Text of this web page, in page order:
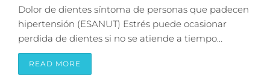
Dolor de dientes síntoma de personas que padecen
hipertensión (ESANUT) Estrés puede ocasionar
perdida de dientes si no se atiende a tiempo…
READ MORE